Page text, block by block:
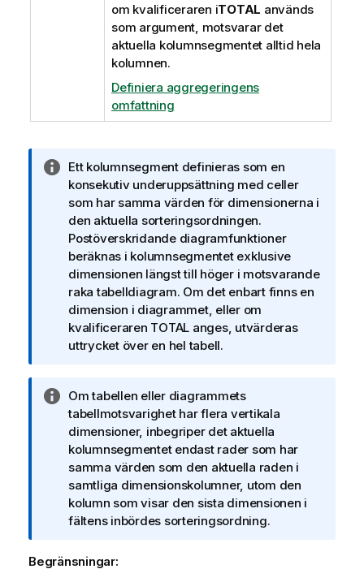
om kvalificeraren iTOTAL används
som argument, motsvarar det
aktuella kolumnsegmentet alltid hela
kolumnen.
Definiera aggregeringens
omfattning
A
n
t
e
c
k
n
i
n
g
o
n
f
o
r
m
a
t
i
n
Ett kolumnsegment definieras som en
konsekutiv underuppsättning med celler
som har samma värden för dimensionerna i
den aktuella sorteringsordningen.
Postöverskridande diagramfunktioner
beräknas i kolumnsegmentet exklusive
dimensionen längst till höger i motsvarande
raka tabelldiagram. Om det enbart finns en
dimension i diagrammet, eller om
kvalificeraren TOTAL anges, utvärderas
uttrycket över en hel tabell.
A
n
t
e
c
k
n
i
g
Om tabellen eller diagrammets
tabellmotsvarighet har flera vertikala
dimensioner, inbegriper det aktuella
kolumnsegmentet endast rader som har
samma värden som den aktuella raden i
samtliga dimensionskolumner, utom den
kolumn som visar den sista dimensionen i
fältens inbördes sorteringsordning.
Begränsningar: